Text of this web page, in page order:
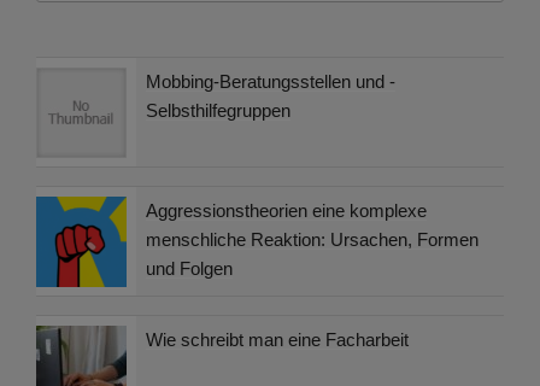
Mobbing-Beratungsstellen und -
Selbsthilfegruppen
Aggressionstheorien eine komplexe
menschliche Reaktion: Ursachen, Formen
und Folgen
Wie schreibt man eine Facharbeit